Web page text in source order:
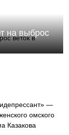
на выброс
—
омского
Казакова